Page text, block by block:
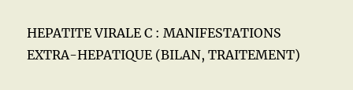
Foie)
HEPATITE VIRALE C : MANIFESTATIONS
EXTRA-HEPATIQUE (BILAN, TRAITEMENT)